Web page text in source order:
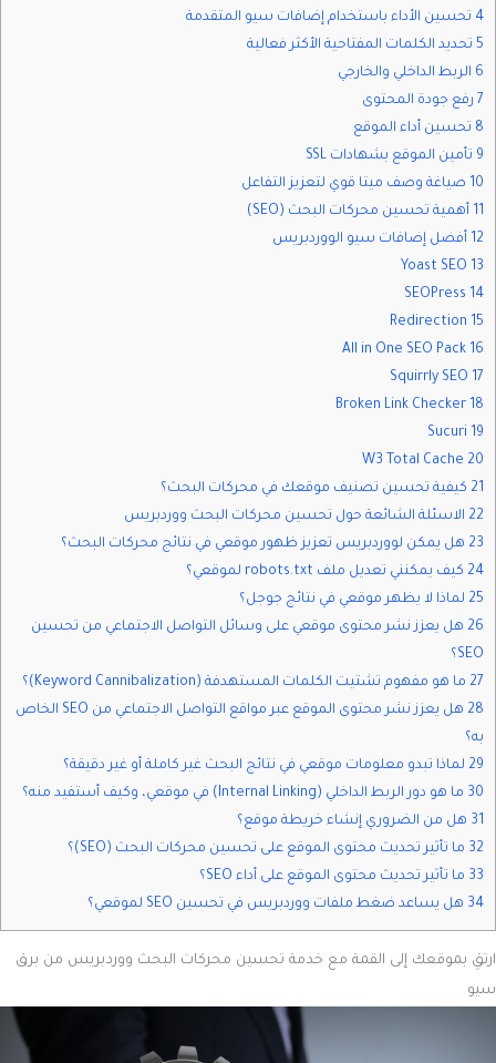
4 تحسين الأداء باستخدام إضافات سيو المتقدمة
5 تحديد الكلمات المفتاحية الأكثر فعالية
6 الربط الداخلي والخارجي
7 رفع جودة المحتوى
8 تحسين أداء الموقع
9 تأمين الموقع بشهادات SSL
10 صياغة وصف ميتا قوي لتعزيز التفاعل
11 أهمية تحسين محركات البحث (SEO)
12 أفضل إضافات سيو الووردبريس
13 Yoast SEO
14 SEOPress
15 Redirection
16 All in One SEO Pack
17 Squirrly SEO
18 Broken Link Checker
19 Sucuri
20 W3 Total Cache
21 كيفية تحسين تصنيف موقعك في محركات البحث؟
22 الاسئلة الشائعة حول تحسين محركات البحث ووردبريس
23 هل يمكن لووردبريس تعزيز ظهور موقعي في نتائج محركات البحث؟
24 كيف يمكنني تعديل ملف robots.txt لموقعي؟
25 لماذا لا يظهر موقعي في نتائج جوجل؟
26 هل يعزز نشر محتوى موقعي على وسائل التواصل الاجتماعي من تحسين
SEO؟
27 ما هو مفهوم تشتيت الكلمات المستهدفة (Keyword Cannibalization)؟
28 هل يعزز نشر محتوى الموقع عبر مواقع التواصل الاجتماعي من SEO الخاص
به؟
29 لماذا تبدو معلومات موقعي في نتائج البحث غير كاملة أو غير دقيقة؟
30 ما هو دور الربط الداخلي (Internal Linking) في موقعي، وكيف أستفيد منه؟
31 هل من الضروري إنشاء خريطة موقع؟
32 ما تأثير تحديث محتوى الموقع على تحسين محركات البحث (SEO)؟
33 ما تأثير تحديث محتوى الموقع على أداء SEO؟
34 هل يساعد ضغط ملفات ووردبريس في تحسين SEO لموقعي؟
ارتقِ بموقعك إلى القمة مع خدمة تحسين محركات البحث ووردبريس من برق
سيو